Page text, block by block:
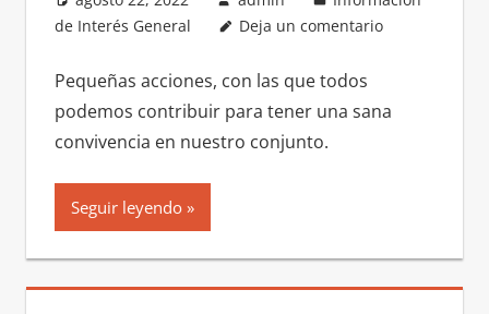
de Interés General
Deja un comentario
Pequeñas acciones, con las que todos
podemos contribuir para tener una sana
convivencia en nuestro conjunto.
Seguir leyendo